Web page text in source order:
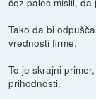
Tako da bi
vrednosti firme.
To je skrajni
prihodnosti.